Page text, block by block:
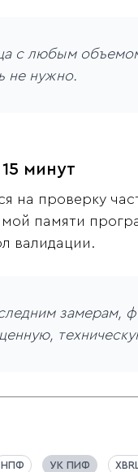
с любым
не нужно.
минут
на проверку
памяти
валидации.
замерам,
НПФ УК ПИФ